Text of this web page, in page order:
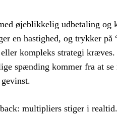
øjeblikkelig udbetaling og
en hastighed, og trykker på
kompleks strategi
spænding kommer fra at
multipliers stiger i realtid.